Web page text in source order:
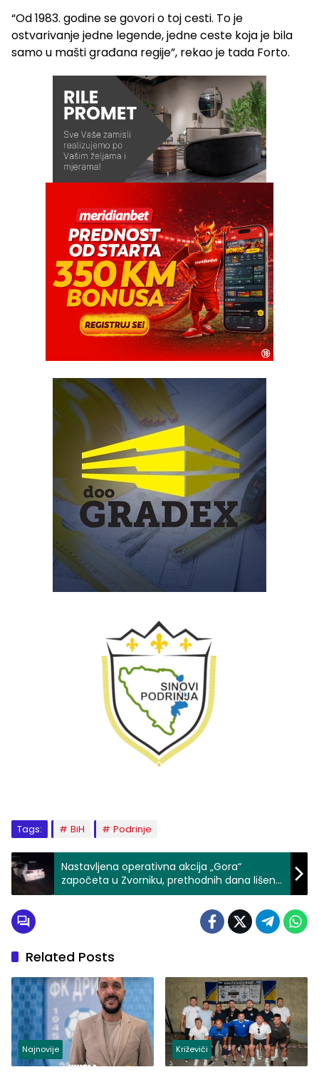
“Od 1983. godine se govori o toj cesti. To je
ostvarivanje jedne legende, jedne ceste koja je bila
samo u mašti građana regije”, rekao je tada Forto.
Tags: BiH Podrinje
Nastavljena operativna akcija „Gora“
započeta u Zvorniku, prethodnih dana lišeni
slobode državljani Iraka i Afganistana
Related Posts
Najnovije Križevići